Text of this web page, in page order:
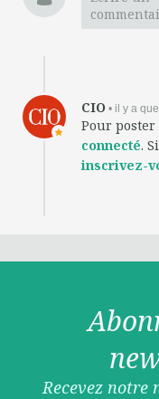
CIO • il y a
Pour
connecté.
inscrivez-
Recevez notre